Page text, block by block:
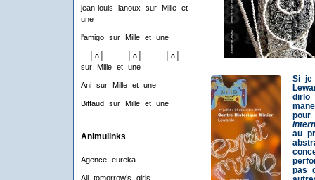
jean-louis lanoux sur
Mille et
une
l'amigosur Mille et une
ˉˉˉ│∩│ˉˉˉˉˉˉˉˉ│∩│ˉˉˉˉˉˉˉˉ│∩│ˉˉˉˉˉˉˉˉ│∩│ˉˉˉ
sur
Mille et une
Anisur Mille et une
Biffaud sur Mille et une
Animulinks
Agence eureka
All tomorrow’s girls
Si je
dirlo
pour
au
pas